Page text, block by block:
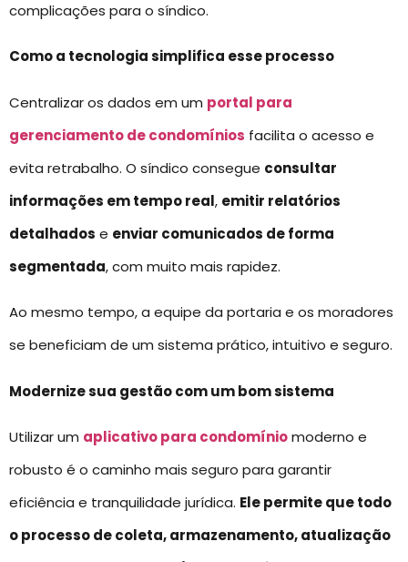
complicações para o síndico.
Como a tecnologia simplifica esse processo
Centralizar os dados em um portal para
gerenciamento de condomínios facilita o acesso e
evita retrabalho. O síndico consegue consultar
informações em tempo real, emitir relatórios
detalhados e enviar comunicados de forma
segmentada, com muito mais rapidez.
Ao mesmo tempo, a equipe da portaria e os moradores
se beneficiam de um sistema prático, intuitivo e seguro.
Modernize sua gestão com um bom sistema
Utilizar um aplicativo para condomíniomoderno e
robusto é o caminho mais seguro para garantir
eficiência e tranquilidade jurídica. Ele permite que todo
o processo de coleta, armazenamento, atualização